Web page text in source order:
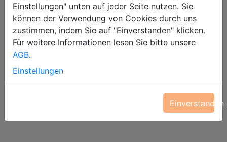
Newsletter abonnieren
Bleiben Sie mit unserem Newsletter immer auf
dem Laufenden!
Einstellungen" unten auf jeder Seite nutzen. Sie
können der Verwendung von Cookies durch uns
zustimmen, indem Sie auf "Einverstanden" klicken.
Für weitere Informationen lesen Sie bitte unsere
AGB.
Einstellungen
Einverstanden